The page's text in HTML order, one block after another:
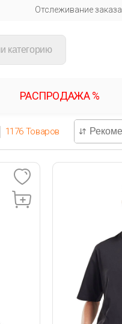
Отслеживание заказа
РАСПРОДАЖА %
1176 Товаров